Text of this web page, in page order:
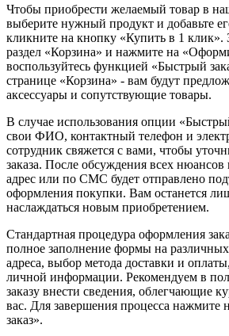
Чтобы приобрести желаемый товар в
выберите нужный продукт и добавьте
кликните на кнопку «Купить в 1 клик».
раздел «Корзина» и нажмите на
воспользуйтесь функцией «Быстрый
странице «Корзина» - вам будут
аксессуары и сопутствующие товары.
В случае использования опции
свои ФИО, контактный телефон и
сотрудник свяжется с вами, чтобы
заказа. После обсуждения всех
адрес или по СМС будет отправлено
оформления покупки. Вам останется
наслаждаться новым приобретением.
Стандартная процедура оформления
полное заполнение формы на различных
адреса, выбор метода доставки и
личной информации. Рекомендуем в
заказу внести сведения, облегчающие
вас. Для завершения процесса
заказ».